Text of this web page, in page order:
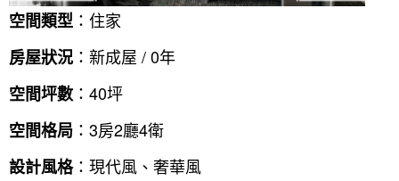
空間類型 ：住家
房屋狀況 ：新成屋 / 0年
空間坪數 ：40坪
空間格局 ：3房2廳4衛
設計風格：現代風、奢華風